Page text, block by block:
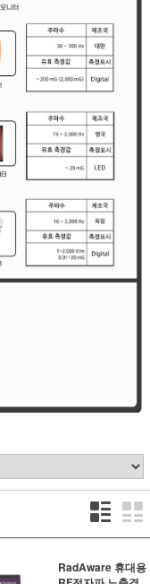
RadAware 휴대용